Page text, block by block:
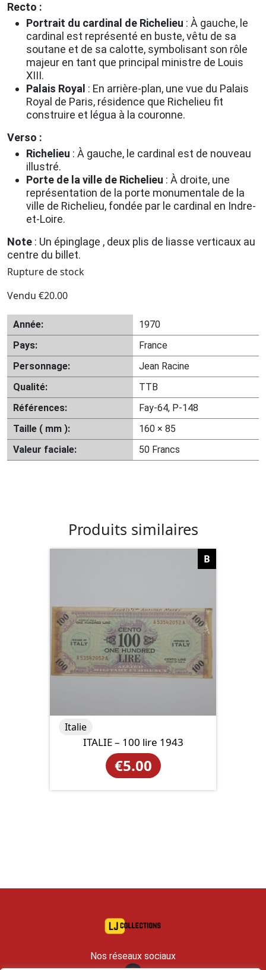
Recto :
Portrait du cardinal de Richelieu : À gauche, le
cardinal est représenté en buste, vêtu de sa
soutane et de sa calotte, symbolisant son rôle
majeur en tant que principal ministre de Louis
XIII.
Palais Royal : En arrière-plan, une vue du Palais
Royal de Paris, résidence que Richelieu fit
construire et légua à la couronne.
Verso :
Richelieu : À gauche, le cardinal est de nouveau
illustré.
Porte de la ville de Richelieu : À droite, une
représentation de la porte monumentale de la
ville de Richelieu, fondée par le cardinal en Indre-
et-Loire.
Note : Un épinglage , deux plis de liasse verticaux au
centre du billet.
Rupture de stock
Vendu €20.00
Année:
1970
Pays:
France
Personnage:
Jean Racine
Qualité:
TTB
Références:
Fay-64, P-148
Taille ( mm ):
160 × 85
Valeur faciale:
50 Francs
Produits similaires
B
ITALIE – 100 lire 1943
€5.00
Italie
Nos réseaux sociaux